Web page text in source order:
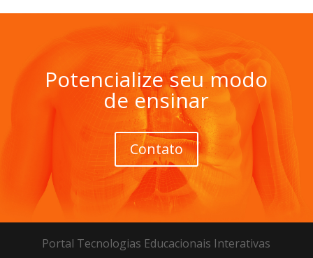
Potencialize seu modo
de ensinar
Contato
Portal Tecnologias Educacionais Interativas